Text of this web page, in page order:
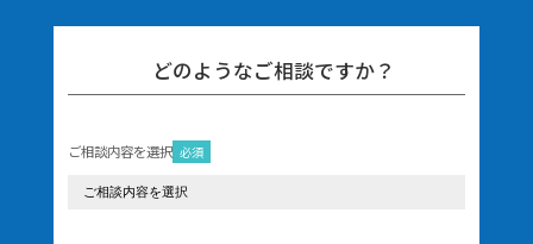
どのようなご相談ですか？
必須
ご相談内容を選択